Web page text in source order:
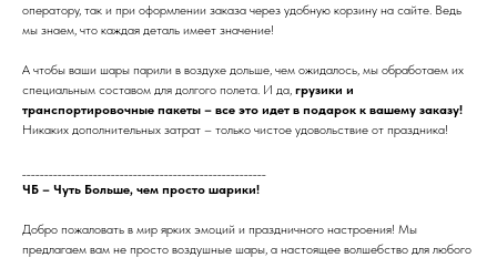
оператору, так и при оформлении заказа через удобную корзину на сайте. Ведь
мы знаем, что каждая деталь имеет значение!
А чтобы ваши шары парили в воздухе дольше, чем ожидалось, мы обработаем их
специальным составом для долгого полета. И да, грузики и
транспортировочные пакеты – все это идет в подарок к вашему заказу!
Никаких дополнительных затрат – только чистое удовольствие от праздника!
ЧБ – Чуть Больше, чем просто шарики!
Добро пожаловать в мир ярких эмоций и праздничного настроения! Мы
предлагаем вам не просто воздушные шары, а настоящее волшебство для любого